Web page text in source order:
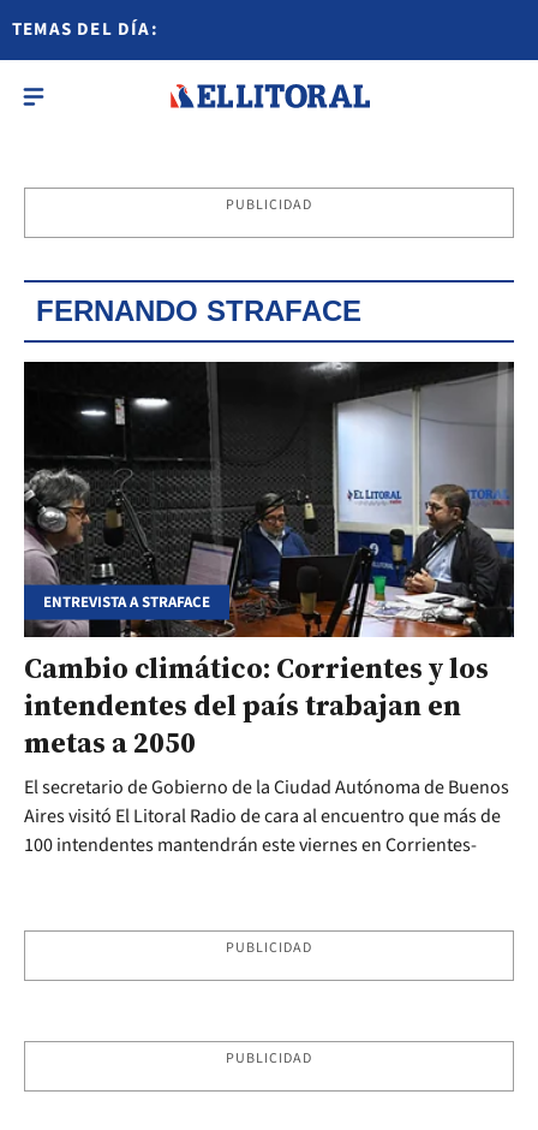
TEMAS DEL DÍA:
PUBLICIDAD
FERNANDO STRAFACE
ENTREVISTA A STRAFACE
Cambio climático: Corrientes y los
intendentes del país trabajan en
metas a 2050
El secretario de Gobierno de la Ciudad Autónoma de Buenos
Aires visitó El Litoral Radio de cara al encuentro que más de
100 intendentes mantendrán este viernes en Corrientes-
PUBLICIDAD
PUBLICIDAD